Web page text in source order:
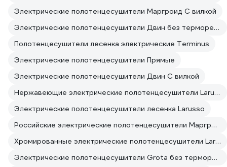
Электрические полотенцесушители Маргроид С вилкой
Электрические полотенцесушители Двин без терморегулятора
Полотенцесушители лесенка электрические Terminus
Электрические полотенцесушители Прямые
Электрические полотенцесушители Двин С вилкой
Нержавеющие электрические полотенцесушители Larusso
Электрические полотенцесушители лесенка Larusso
Российские электрические полотенцесушители Маргроид
Хромированные электрические полотенцесушители Larusso
Электрические полотенцесушители Grota без терморегулятора